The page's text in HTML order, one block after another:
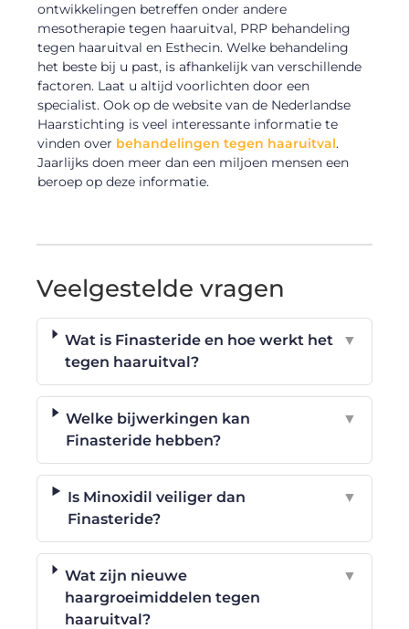
ontwikkelingen betreffen onder andere
mesotherapie tegen haaruitval, PRP behandeling
tegen haaruitval en Esthecin. Welke behandeling
het beste bij u past, is afhankelijk van verschillende
factoren. Laat u altijd voorlichten door een
specialist. Ook op de website van de Nederlandse
Haarstichting is veel interessante informatie te
vinden over behandelingen tegen haaruitval.
Jaarlijks doen meer dan een miljoen mensen een
beroep op deze informatie.
Veelgestelde vragen
Wat is Finasteride en hoe werkt het
tegen haaruitval?
▼
Welke bijwerkingen kan
Finasteride hebben?
▼
Is Minoxidil veiliger dan
Finasteride?
▼
Wat zijn nieuwe
haargroeimiddelen tegen
haaruitval?
▼